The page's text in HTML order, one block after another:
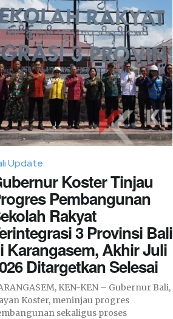
Update
Koster Tinjau
Pembangunan
Rakyat
3 Provinsi Bali
Karangasem, Akhir Juli
Ditargetkan Selesai
KEN-KEN – Gubernur Bali,
Koster, meninjau progres
sekaligus proses